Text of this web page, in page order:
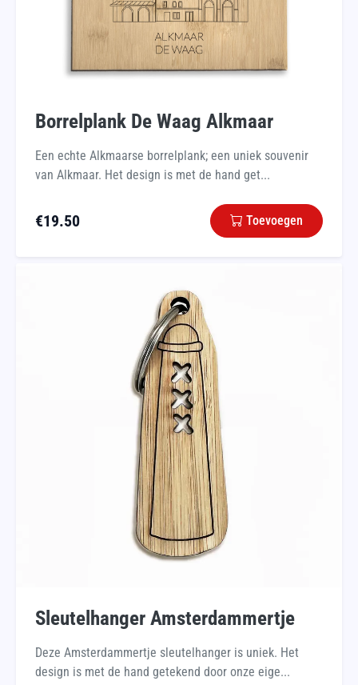
Borrelplank De Waag Alkmaar
Een echte Alkmaarse borrelplank; een uniek souvenir
van Alkmaar. Het design is met de hand get...
€19.50 Toevoegen
Sleutelhanger Amsterdammertje
Deze Amsterdammertje sleutelhanger is uniek. Het
design is met de hand getekend door onze eige...